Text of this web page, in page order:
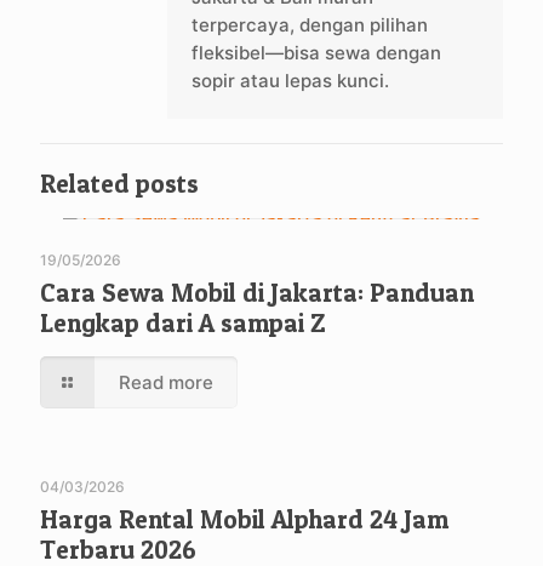
terpercaya, dengan pilihan
fleksibel—bisa sewa dengan
sopir atau lepas kunci.
Related posts
19/05/2026
Cara Sewa Mobil di Jakarta: Panduan
Lengkap dari A sampai Z
Read more
04/03/2026
Harga Rental Mobil Alphard 24 Jam
Terbaru 2026